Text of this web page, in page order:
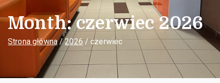
Month:czerwiec 2026
Strona główna 2026 czerwiec